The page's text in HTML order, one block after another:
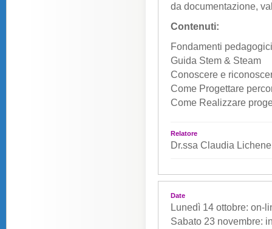
da documentazione,
Contenuti:
Fondamenti
Guida Stem & Steam
Conoscere e
Come Progettare
Come Realizzare
Relatore
Dr.ssa Claudia
Date
Lunedì 14 ottobre: on-
Sabato 23 novembre: